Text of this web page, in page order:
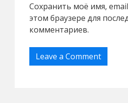
Сохранить моё имя,
этом браузере для
комментариев.